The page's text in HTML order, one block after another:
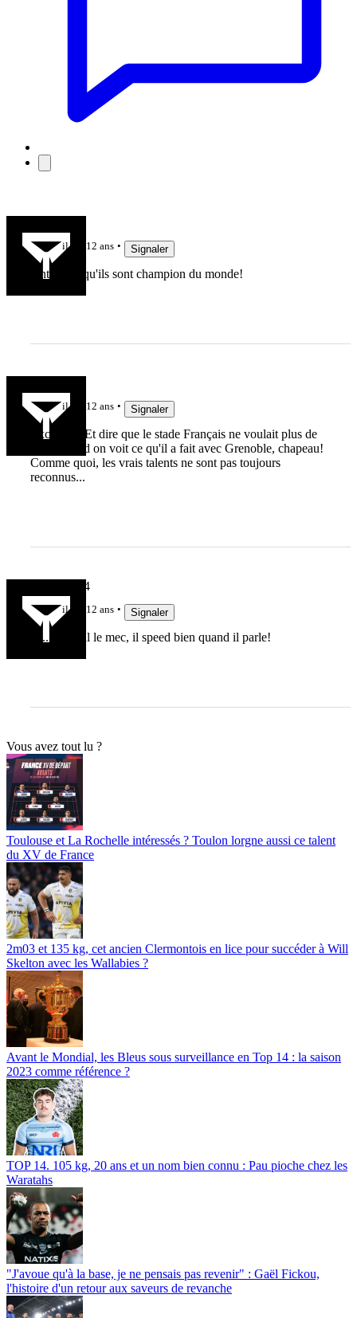
il y a 12 ans Signaler
Ont dirais qu'ils sont champion du monde!
il y a 12 ans Signaler
Excellent! Et dire que le stade Français ne voulait plus de
lui... Quand on voit ce qu'il a fait avec Grenoble, chapeau!
Comme quoi, les vrais talents ne sont pas toujours
reconnus...
rov boys 34
il y a 12 ans Signaler
hé...pas mal le mec, il speed bien quand il parle!
Vous avez tout lu ?
Toulouse et La Rochelle intéressés ? Toulon lorgne aussi ce talent
du XV de France
2m03 et 135 kg, cet ancien Clermontois en lice pour succéder à Will
Skelton avec les Wallabies ?
Avant le Mondial, les Bleus sous surveillance en Top 14 : la saison
2023 comme référence ?
TOP 14. 105 kg, 20 ans et un nom bien connu : Pau pioche chez les
Waratahs
"J'avoue qu'à la base, je ne pensais pas revenir" : Gaël Fickou,
l'histoire d'un retour aux saveurs de revanche